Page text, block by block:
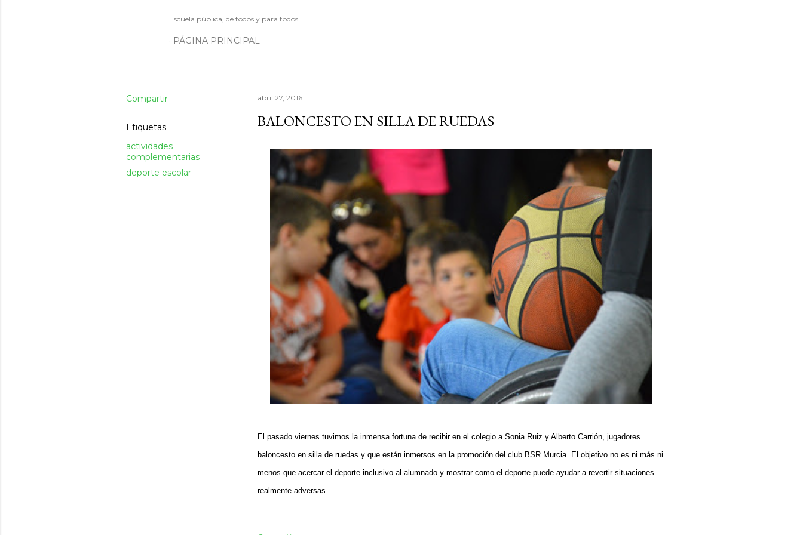
Escuela pública, de todos y para todos
PÁGINA PRINCIPAL
Compartir
Etiquetas
actividades
complementarias
deporte escolar
abril 27, 2016
BALONCESTO EN SILLA DE RUEDAS
El pasado viernes tuvimos la inmensa fortuna de recibir en el colegio a Sonia Ruiz y Alberto Carrión, jugadores
baloncesto en silla de ruedas y que están inmersos en la promoción del club BSR Murcia. El objetivo no es ni más ni
menos que acercar el deporte inclusivo al alumnado y mostrar como el deporte puede ayudar a revertir situaciones
realmente adversas.